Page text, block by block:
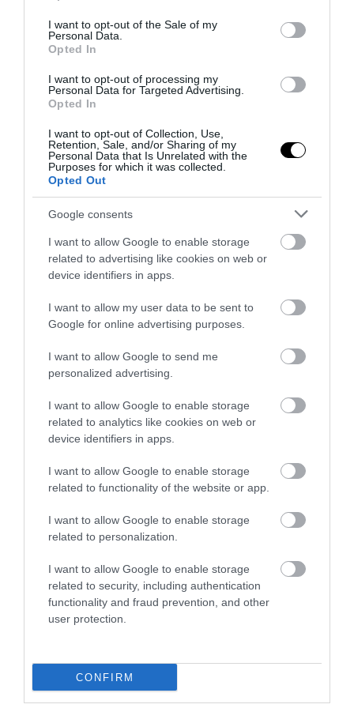
use your data for below specified purposes in below Google
consent section.
I want to opt-out of the Sale of my
Personal Data.
Opted In
I want to opt-out of processing my
Personal Data for Targeted Advertising.
Opted In
I want to opt-out of Collection, Use,
Retention, Sale, and/or Sharing of my
Personal Data that Is Unrelated with the
Purposes for which it was collected.
Opted Out
Google consents
I want to allow Google to enable storage
related to advertising like cookies on web or
device identifiers in apps.
I want to allow my user data to be sent to
Google for online advertising purposes.
I want to allow Google to send me
personalized advertising.
I want to allow Google to enable storage
related to analytics like cookies on web or
device identifiers in apps.
I want to allow Google to enable storage
related to functionality of the website or app.
I want to allow Google to enable storage
related to personalization.
I want to allow Google to enable storage
related to security, including authentication
functionality and fraud prevention, and other
user protection.
CONFIRM